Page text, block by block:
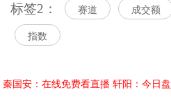
标签2： 赛道 成交额
指数
秦国安：在线免费看直播 轩阳：今日